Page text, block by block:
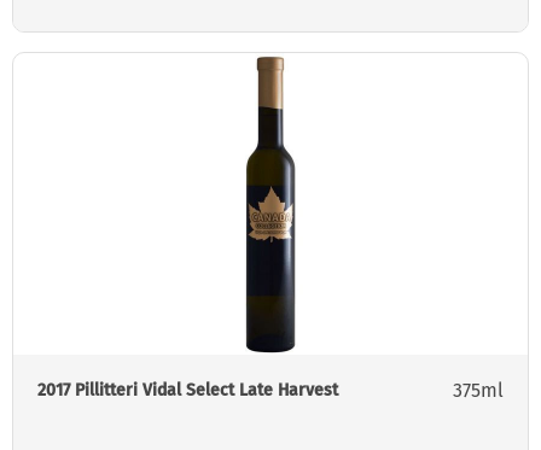
2017 Pillitteri Vidal Select Late Harvest 375ml